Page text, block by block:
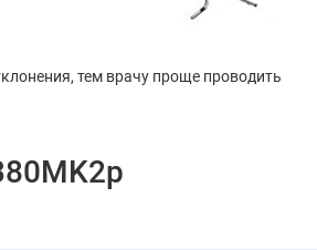
тем врачу проще проводить